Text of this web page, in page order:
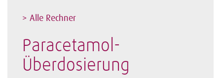
> Alle Rechner
Paracetamol-
Überdosierung